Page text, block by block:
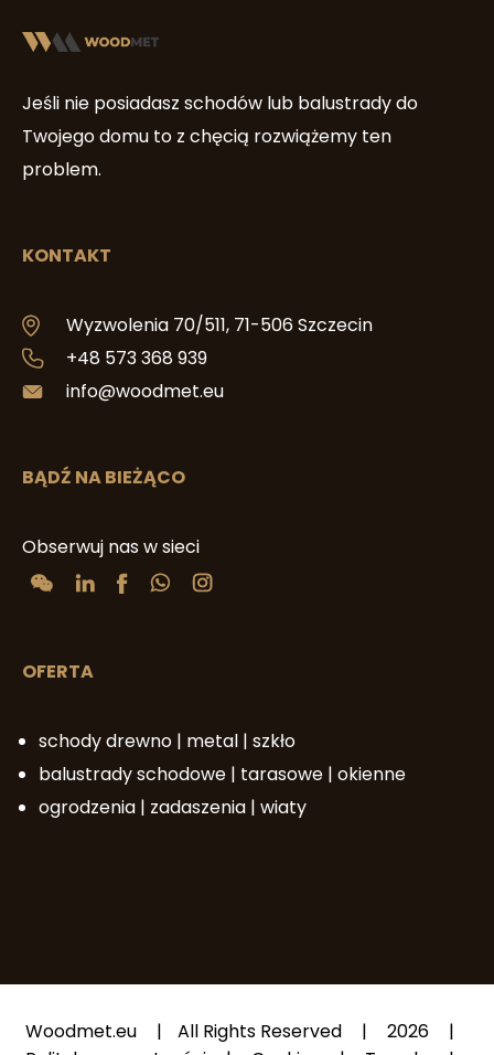
Jeśli nie posiadasz schodów lub balustrady do
Twojego domu to z chęcią rozwiążemy ten
problem.
KONTAKT
Wyzwolenia 70/511, 71-506 Szczecin
+48 573 368 939
info@woodmet.eu
BĄDŹ NA BIEŻĄCO
Obserwuj nas w sieci
OFERTA
schody drewno | metal | szkło
balustrady schodowe | tarasowe | okienne
ogrodzenia | zadaszenia | wiaty
Woodmet.eu | All Rights Reserved | 2026
|